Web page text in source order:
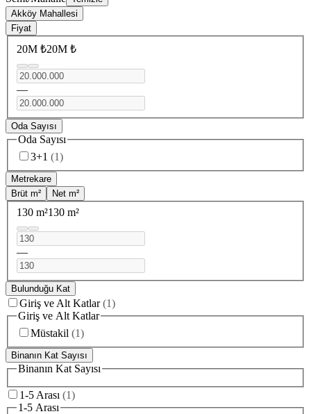
Akköy Mahallesi
Fiyat
20M ₺20M ₺
—
Oda Sayısı
Oda Sayısı
3+1 (1)
Metrekare
Brüt m²
Net m²
130 m²130 m²
—
Bulunduğu Kat
Giriş ve Alt Katlar (1)
Giriş ve Alt Katlar
Müstakil (1)
Binanın Kat Sayısı
Binanın Kat Sayısı
1-5 Arası (1)
1-5 Arası